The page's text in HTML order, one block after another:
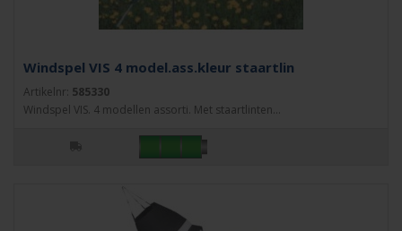
Windspel VIS 4 model.ass.kleur staartlin
Artikelnr: 585330
Windspel VIS. 4 modellen assorti. Met staartlinten...